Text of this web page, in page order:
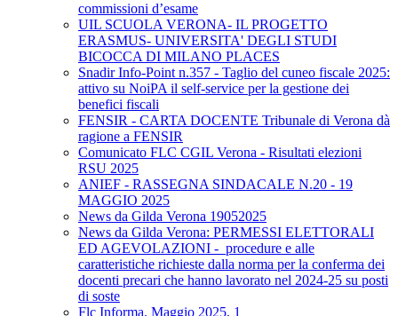
commissioni d’esame
UIL SCUOLA VERONA- IL PROGETTO
ERASMUS- UNIVERSITA' DEGLI STUDI
BICOCCA DI MILANO PLACES
Snadir Info-Point n.357 - Taglio del cuneo fiscale 2025:
attivo su NoiPA il self-service per la gestione dei
benefici fiscali
FENSIR - CARTA DOCENTE Tribunale di Verona dà
ragione a FENSIR
Comunicato FLC CGIL Verona - Risultati elezioni
RSU 2025
ANIEF - RASSEGNA SINDACALE N.20 - 19
MAGGIO 2025
News da Gilda Verona 19052025
News da Gilda Verona: PERMESSI ELETTORALI
ED AGEVOLAZIONI - procedure e alle
caratteristiche richieste dalla norma per la conferma dei
docenti precari che hanno lavorato nel 2024-25 su posti
di soste
Flc Informa. Maggio 2025, 1